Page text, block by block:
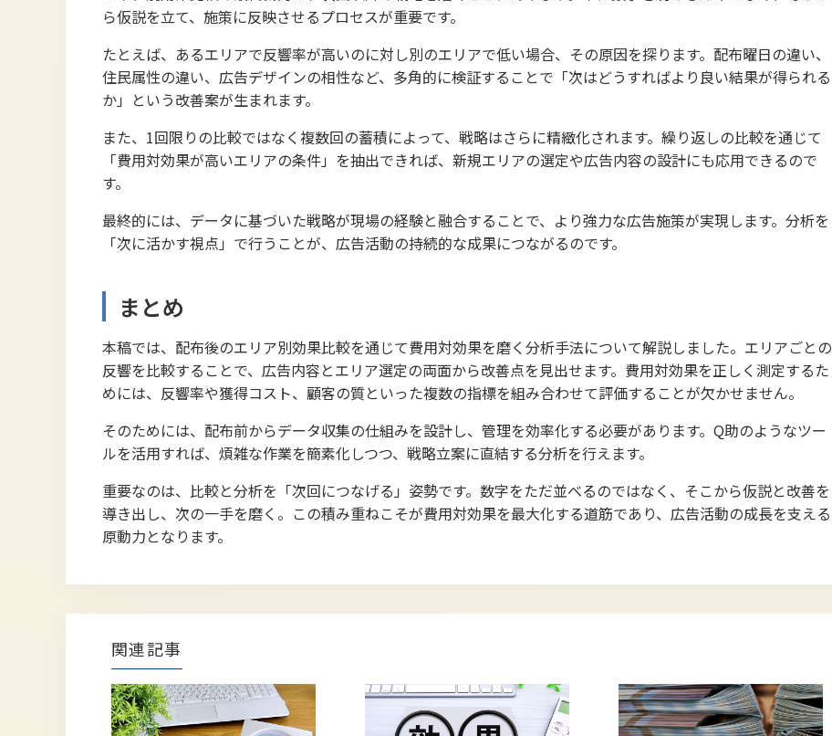
ら仮説を立て、施策に反映させるプロセスが重要です。
たとえば、あるエリアで反響率が高いのに対し別のエリアで低い場合、その原因を探ります。配布曜日の違い、
住民属性の違い、広告デザインの相性など、多角的に検証することで「次はどうすればより良い結果が得られる
か」という改善案が生まれます。
また、1回限りの比較ではなく複数回の蓄積によって、戦略はさらに精緻化されます。繰り返しの比較を通じて
「費用対効果が高いエリアの条件」を抽出できれば、新規エリアの選定や広告内容の設計にも応用できるので
す。
最終的には、データに基づいた戦略が現場の経験と融合することで、より強力な広告施策が実現します。分析を
「次に活かす視点」で行うことが、広告活動の持続的な成果につながるのです。
まとめ
本稿では、配布後のエリア別効果比較を通じて費用対効果を磨く分析手法について解説しました。エリアごとの
反響を比較することで、広告内容とエリア選定の両面から改善点を見出せます。費用対効果を正しく測定するた
めには、反響率や獲得コスト、顧客の質といった複数の指標を組み合わせて評価することが欠かせません。
そのためには、配布前からデータ収集の仕組みを設計し、管理を効率化する必要があります。Q助のようなツー
ルを活用すれば、煩雑な作業を簡素化しつつ、戦略立案に直結する分析を行えます。
重要なのは、比較と分析を「次回につなげる」姿勢です。数字をただ並べるのではなく、そこから仮説と改善を
導き出し、次の一手を磨く。この積み重ねこそが費用対効果を最大化する道筋であり、広告活動の成長を支える
原動力となります。
関連記事